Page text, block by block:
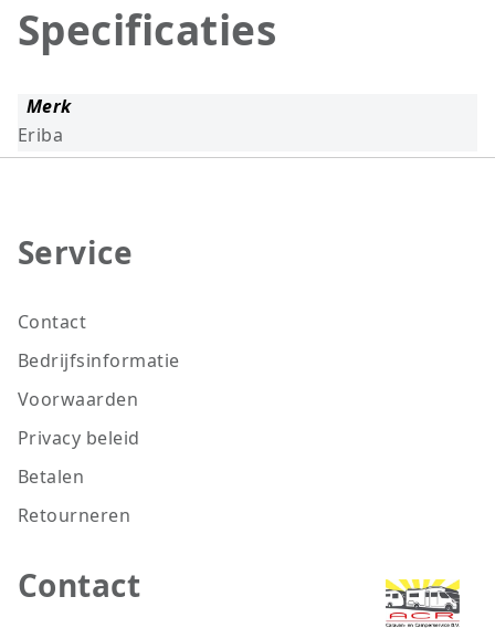
Specificaties
Merk
Eriba
Service
Contact
Bedrijfsinformatie
Voorwaarden
Privacy beleid
Betalen
Retourneren
Contact